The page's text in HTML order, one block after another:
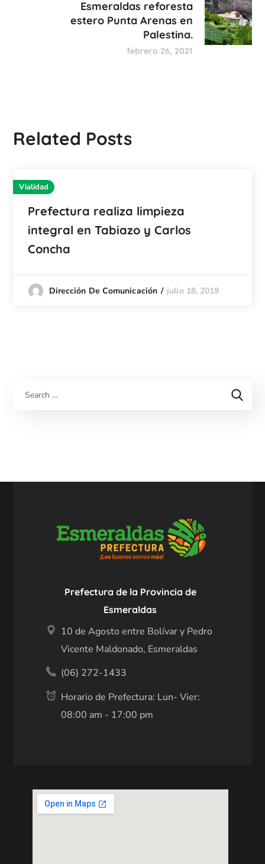
Esmeraldas reforesta
estero Punta Arenas en
Palestina.
febrero 26, 2021
Related Posts
Vialidad
Prefectura realiza limpieza
integral en Tabiazo y Carlos
Concha
Dirección De Comunicación julio 18, 2019
Prefectura de la Provincia de
Esmeraldas
10 de Agosto entre Bolívar y Pedro
Vicente Maldonado, Esmeraldas
(06) 272-1433
Horario de Prefectura: Lun- Vier:
08:00 am - 17:00 pm